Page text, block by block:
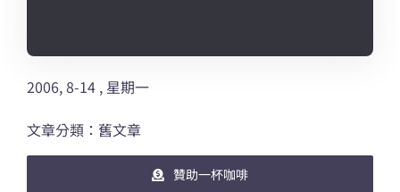
2006, 8-14 , 星期一
文章分類：舊文章
贊助一杯咖啡